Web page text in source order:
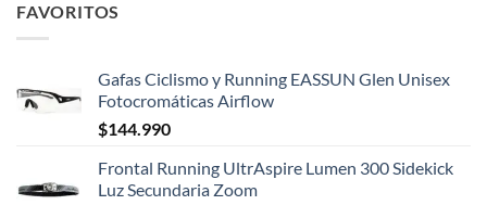
FAVORITOS
Gafas Ciclismo y Running EASSUN Glen Unisex
Fotocromáticas Airflow
$144.990
Frontal Running UltrAspire Lumen 300 Sidekick
Luz Secundaria Zoom